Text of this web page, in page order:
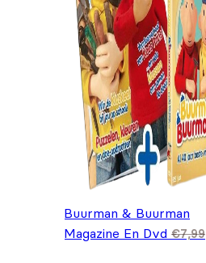
Buurman & Buurman
Magazine En Dvd €7,99